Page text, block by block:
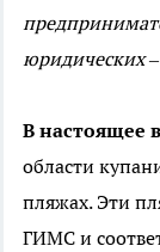
юридических
В настоящее
области
пляжах. Эти
ГИМС и